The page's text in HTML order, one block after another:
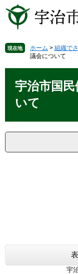
先
で
を
ば
へ
現在地 ホーム > 組織で
議会について
宇治市国
いて
宇